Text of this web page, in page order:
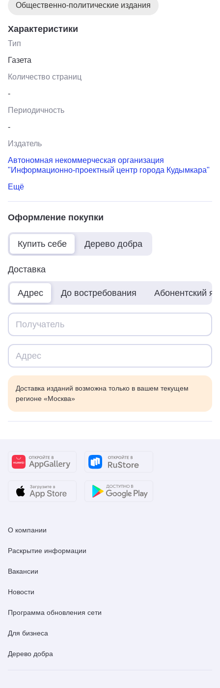
Общественно-политические издания
Характеристики
Тип
Газета
Количество страниц
-
Периодичность
-
Издатель
Автономная некоммерческая организация
"Информационно-проектный центр города Кудымкара"
Ещё
Оформление покупки
Купить себе Дерево добра
Доставка
Адрес До востребования Абонентский
Доставка изданий возможна только в вашем текущем
регионе «Москва»
О компании
Раскрытие информации
Вакансии
Новости
Программа обновления сети
Для бизнеса
Дерево добра